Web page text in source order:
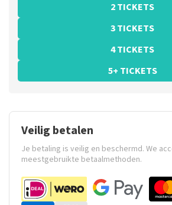
2 TICKETS
3 TICKETS
4 TICKETS
5+ TICKETS
Veilig betalen
Je betaling is veilig en beschermd. We
meestgebruikte betaalmethoden.